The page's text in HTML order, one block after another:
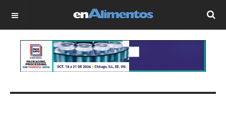
OFF CANVAS